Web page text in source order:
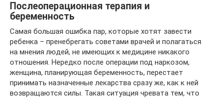
Послеоперационная терапия и
беременность
Самая большая ошибка пар, которые хотят завести
ребенка – пренебрегать советами врачей и полагаться
на мнения людей, не имеющих к медицине никакого
отношения. Нередко после операции под наркозом,
женщина, планирующая беременность, перестает
принимать назначенные лекарства сразу же, как к ней
возвращаются силы. Такая ситуация чревата тем, что